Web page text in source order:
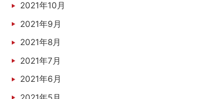
2021年10月
2021年9月
2021年8月
2021年7月
2021年6月